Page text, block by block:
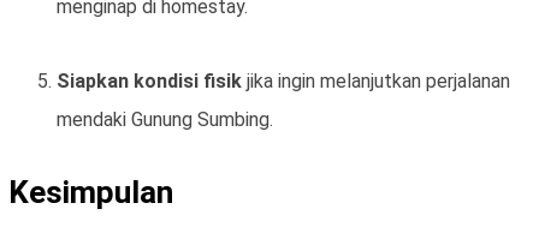
menginap di homestay.
Siapkan kondisi fisik jika ingin melanjutkan perjalanan
mendaki Gunung Sumbing.
Kesimpulan